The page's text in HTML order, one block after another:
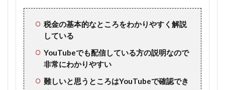
税金の基本的なところをわかりやすく解説
している
YouTubeでも配信している方の説明なので
非常にわかりやすい
難しいと思うところはYouTubeで確認でき